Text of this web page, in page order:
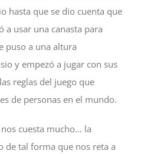
hasta que se dio cuenta que
a usar una canasta para
puso a una altura
y empezó a jugar con sus
reglas del juego que
de personas en el mundo.
cuesta mucho… la
de tal forma que nos reta a